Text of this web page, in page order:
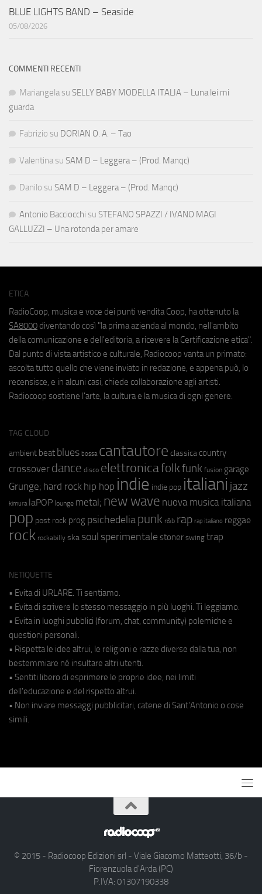
BLUE LIGHTS BAND – Seaside
05/08/2026
COMMENTI RECENTI
Mariangela su SELLY BABY MODELLA ITALIA – Luna lei mi
guarda
Fabrizio su DORIAN O. A. – Tao
Valentina su SAM D – Leggera – (Prod. Manqc)
Danilo su SAM D – Leggera – (Prod. Manqc)
Antonio Bacciocchi su STEFANO SPAZZI / IVANO MAGI
GALLUZZI – Una rotonda per amare
ETICA
RadioCoop, musica e voce dei punti vendita Coop, ha ottenuto la
SA8000 diventando così "la prima azienda al mondo, nell'ambito
della comunicazione e dell'editoria, a ricevere la Certificazione etica".
Dal punto di vista artistico e culturale, Radiocoop vanta un primato:
ascolta tutto quello che viene inviato in redazione, e appena può, lo
recensisce, e in alcuni casi, chiede collaborazione agli artisti.
Radiocoop sostiene l'arte, la cultura e la musica di ogni genere.
TAG CLOUD
ambient beat blues bossa cantautore classica country
crossover dance disco elettronicafolkfunk fusion garage
Grunge; hard rock hip hop indie indie pop italiani jazz
kimura laPOP lounge metal; new wave nuova musica italiana
pop post rock prog psichedeliapunk r&b rap rap italiano reggae
rock rockabilly ska soul sperimentale stoner swing trap
NETIQUETTE
• Evita di URLARE. Ti sentiamo.
• Evita di scrivere lo stesso messaggio in più luoghi. Ti leggiamo.
• Evita in luoghi pubblici (forum, chat, community) polemiche e
questioni personali.
• Rispetta le idee altrui, le religioni e razze diverse dalla tua, non
bestemmiare né insultare altri utenti.
• Sentiti libero di esprimere le proprie idee, nei limiti
dell'educazione e del rispetto altrui.
• Non inviare messaggi pubblicitari, catene di Sant'Antonio o cose
simili.
© 2015 - Radiocoop Edizioni srl - Viale Giacomo Matteotti, 36/b -
Fiorenzuola d'Arda (PC)
P.IVA: 01307190338